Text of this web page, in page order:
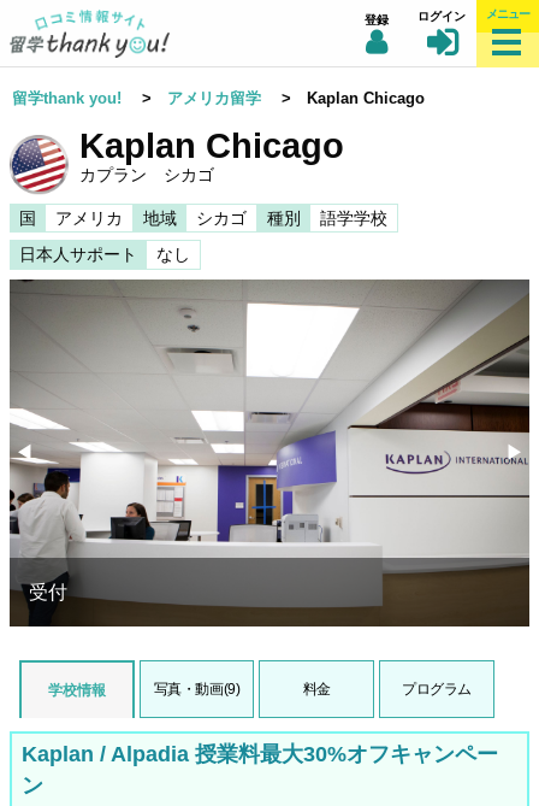
登録 ログイン メニュー
留学thank you! > アメリカ留学 > Kaplan Chicago
Kaplan Chicago
カプラン シカゴ
国 アメリカ 地域 シカゴ 種別
語学学校
日本人サポート
なし
Previous
◀︎ ▶︎
受付
学校情報 写真・動画(9) 料金 プログラム
Kaplan / Alpadia 授業料最大30%オフキャンペー
ン